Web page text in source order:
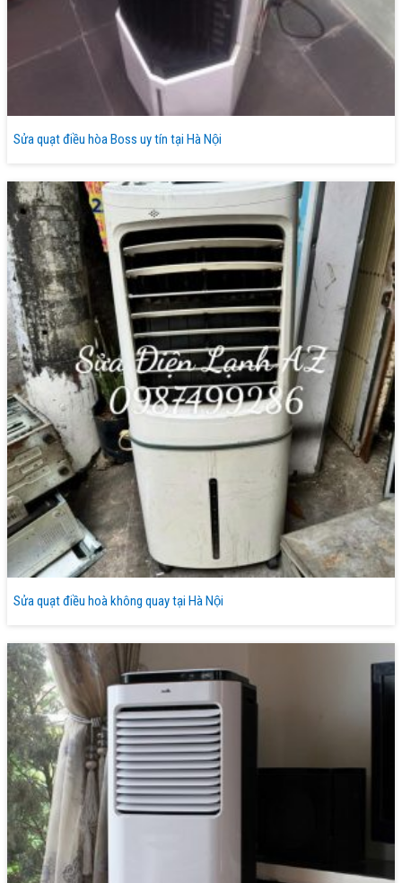
Sửa quạt điều hòa Boss uy tín tại Hà Nội
Sửa quạt điều hoà không quay tại Hà Nội